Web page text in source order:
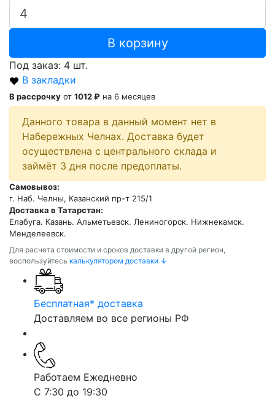
В корзину
Под заказ: 4 шт.
В закладки
В рассрочку от 1012 ₽ на 6 месяцев
Данного товара в данный момент нет в
Набережных Челнах. Доставка будет
осуществлена с центрального склада и
займёт 3 дня после предоплаты.
Самовывоз:
г. Наб. Челны, Казанский пр-т 215/1
Доставка в Татарстан:
Елабуга. Казань. Альметьевск. Лениногорск. Нижнекамск.
Менделеевск.
Для расчета стоимости и сроков доставки в другой регион,
воспользуйтесь калькулятором доставки ↓
Бесплатная* доставка
Доставляем во все регионы РФ
Работаем Ежедневно
С 7:30 до 19:30